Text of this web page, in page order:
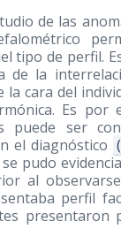
de las
tipo de perfil.
de la
la cara del
Es por
puede ser
el diagnóstico
pudo
al
perfil
presentaron